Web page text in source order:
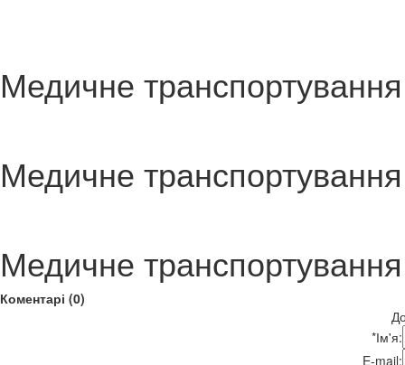
Медичне
Медичне
Медичне
Коментарі (0)
*Ім'я:
E-mail: